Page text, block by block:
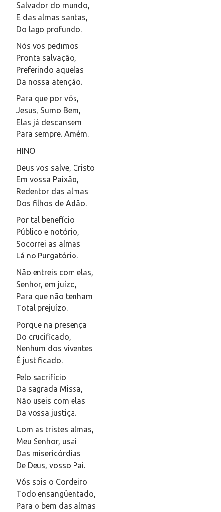
Salvador do mundo,
E das almas santas,
Do lago profundo.
Nós vos pedimos
Pronta salvação,
Preferindo aquelas
Da nossa atenção.
Para que por vós,
Jesus, Sumo Bem,
Elas já descansem
Para sempre. Amém.
HINO
Deus vos salve, Cristo
Em vossa Paixão,
Redentor das almas
Dos filhos de Adão.
Por tal benefício
Público e notório,
Socorrei as almas
Lá no Purgatório.
Não entreis com elas,
Senhor, em juízo,
Para que não tenham
Total prejuízo.
Porque na presença
Do crucificado,
Nenhum dos viventes
É justificado.
Pelo sacrifício
Da sagrada Missa,
Não useis com elas
Da vossa justiça.
Com as tristes almas,
Meu Senhor, usai
Das misericórdias
De Deus, vosso Pai.
Vós sois o Cordeiro
Todo ensangüentado,
Para o bem das almas